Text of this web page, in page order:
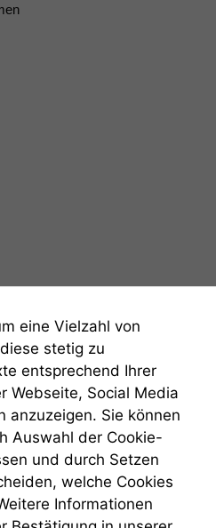
eine Vielzahl von
stetig zu
entsprechend Ihrer
Webseite, Social Media
anzuzeigen. Sie können
Auswahl der Cookie-
und durch Setzen
welche Cookies
Informationen
zu 100%
Marketing
Wir speichern
anonyme Daten ab,
um interne
marketingtechnische
Auswertungen
durchführen zu
können. Diese helfen
uns, unsere Website